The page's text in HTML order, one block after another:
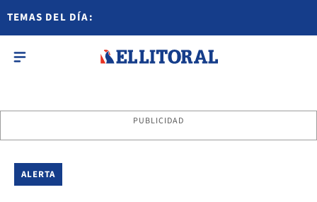
TEMAS DEL DÍA:
PUBLICIDAD
ALERTA